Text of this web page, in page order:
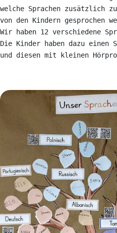
welche Sprachen zusätzlich
von den Kindern gesprochen
Wir haben 12 verschiedene
Die Kinder haben dazu einen
und diesen mit kleinen